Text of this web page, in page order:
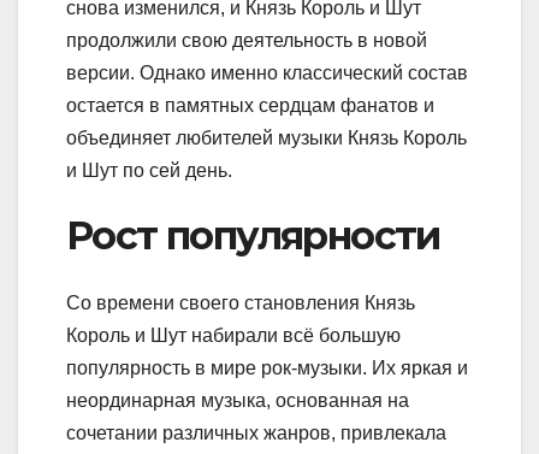
снова изменился, и Князь Король и Шут
продолжили свою деятельность в новой
версии. Однако именно классический состав
остается в памятных сердцам фанатов и
объединяет любителей музыки Князь Король
и Шут по сей день.
Рост популярности
Со времени своего становления Князь
Король и Шут набирали всё большую
популярность в мире рок-музыки. Их яркая и
неординарная музыка, основанная на
сочетании различных жанров, привлекала